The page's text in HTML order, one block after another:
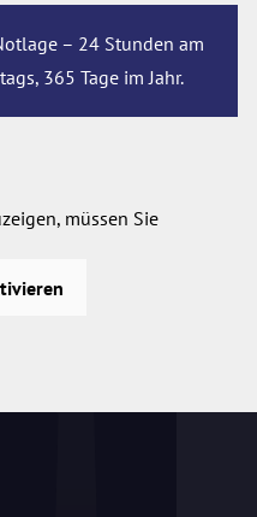
– 24 Stunden am
365 Tage im Jahr.
müssen Sie